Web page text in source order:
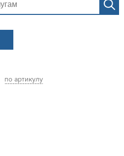
по артикулу